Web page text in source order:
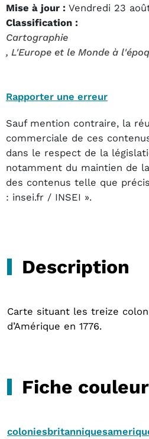
Mise à jour : Vendredi 23
Classification :
Cartographie
, L'Europe et le Monde à
Rapporter une erreur
Sauf mention contraire, la
commerciale de ces
dans le respect de la
notamment du maintien de
des contenus telle que
: insei.fr / INSEI ».
Description
Carte situant les treize
d’Amérique en 1776.
Fiche couleur